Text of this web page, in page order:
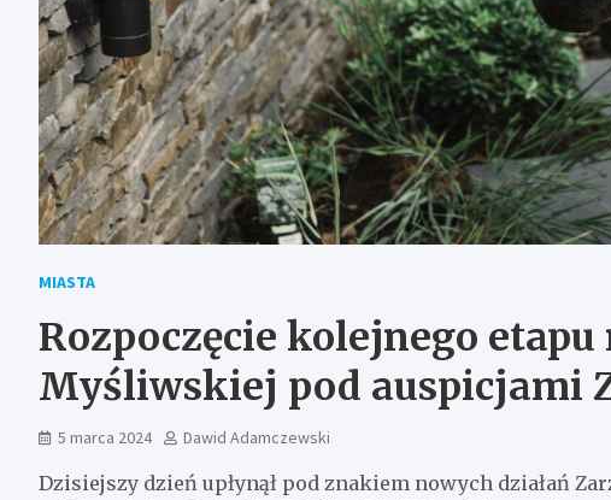
MIASTA
Rozpoczęcie kolejnego
Myśliwskiej pod auspicjami
5 marca 2024 Dawid Adamczewski
Dzisiejszy dzień upłynął pod znakiem nowych działań